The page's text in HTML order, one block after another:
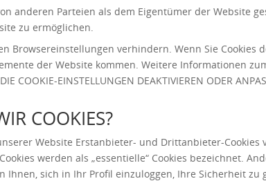
anderen Parteien als dem Eigentümer der Website
zu ermöglichen.
Browsereinstellungen verhindern. Wenn Sie
der Website kommen. Weitere Informationen
COOKIE-EINSTELLUNGEN DEAKTIVIEREN ODER
COOKIES?
Website Erstanbieter- und Drittanbieter-
werden als „essentielle“ Cookies bezeichnet.
Ihnen, sich in Ihr Profil einzuloggen, Ihre Sicherheit